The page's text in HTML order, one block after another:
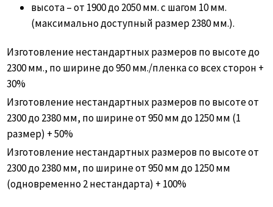
высота – от 1900 до 2050 мм. с шагом 10 мм.
(максимально доступный размер 2380 мм.).
Изготовление нестандартных размеров по высоте до
2300 мм., по ширине до 950 мм./пленка со всех сторон +
30%
Изготовление нестандартных размеров по высоте от
2300 до 2380 мм, по ширине от 950 мм до 1250 мм (1
размер) + 50%
Изготовление нестандартных размеров по высоте от
2300 до 2380 мм, по ширине от 950 мм до 1250 мм
(одновременно 2 нестандарта) + 100%